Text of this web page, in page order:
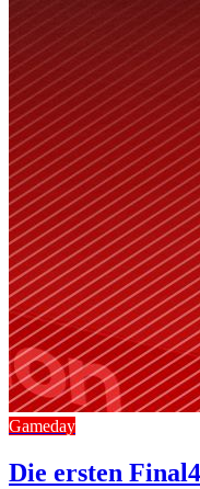
Gameday
Die ersten